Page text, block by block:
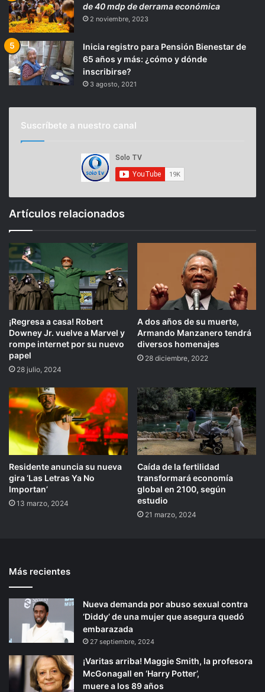
de 40 mdp de derrama económica
2 noviembre, 2023
Inicia registro para Pensión Bienestar de
65 años y más: ¿cómo y dónde
inscribirse?
3 agosto, 2021
Suscríbete a nuestro canal
Artículos relacionados
¡Regresa a casa! Robert
Downey Jr. vuelve a Marvel y
rompe internet por su nuevo
papel
28 julio, 2024
A dos años de su muerte,
Armando Manzanero tendrá
diversos homenajes
28 diciembre, 2022
Residente anuncia su nueva
gira ‘Las Letras Ya No
Importan’
13 marzo, 2024
Caída de la fertilidad
transformará economía
global en 2100, según
estudio
21 marzo, 2024
Más recientes
Nueva demanda por abuso sexual contra
‘Diddy’ de una mujer que asegura quedó
embarazada
27 septiembre, 2024
¡Varitas arriba! Maggie Smith, la profesora
McGonagall en ‘Harry Potter’,
muere a los 89 años